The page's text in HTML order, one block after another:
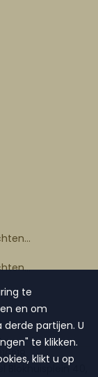
Blokhuisplein 40,
te
en om
partijen. U
te klikken.
klikt u op